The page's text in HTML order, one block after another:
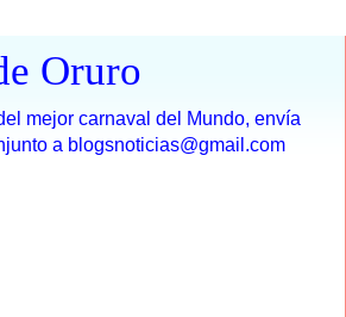
Oruro
mejor carnaval del Mundo, envía
a blogsnoticias@gmail.com